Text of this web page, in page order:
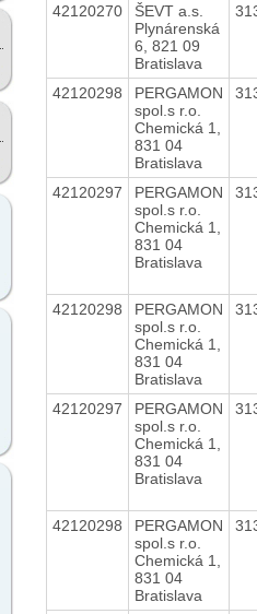
42120270
ŠEVT a.s.
Plynárenská
6, 821 09
Bratislava
42120298
PERGAMON
spol.s r.o.
Chemická 1,
831 04
Bratislava
42120297
PERGAMON
spol.s r.o.
Chemická 1,
831 04
Bratislava
42120298
PERGAMON
spol.s r.o.
Chemická 1,
831 04
Bratislava
42120297
PERGAMON
spol.s r.o.
Chemická 1,
831 04
Bratislava
42120298
PERGAMON
spol.s r.o.
Chemická 1,
831 04
Bratislava